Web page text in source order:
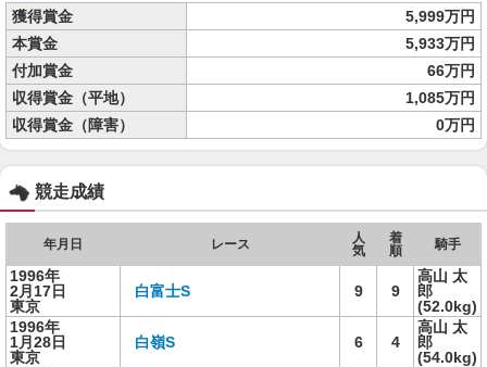
獲得賞金
5,999万円
本賞金
5,933万円
付加賞金
66万円
収得賞金（平地）
1,085万円
収得賞金（障害）
0万円
競走成績
年月日 レース
人
気
着
順
騎手
1996年
2月17日
東京
白富士S 9 9
高山 太
郎
(52.0kg)
1996年
1月28日
東京
白嶺S 6 4
高山 太
郎
(54.0kg)